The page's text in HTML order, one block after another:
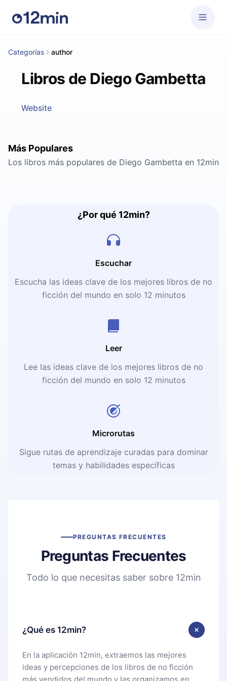
Categorías author
Libros de Diego Gambetta
Website
Más Populares
Los libros más populares de Diego Gambetta en 12min
¿Por qué 12min?
Escuchar
Escucha las ideas clave de los mejores libros de no
ficción del mundo en solo 12 minutos
Leer
Lee las ideas clave de los mejores libros de no
ficción del mundo en solo 12 minutos
Microrutas
Sigue rutas de aprendizaje curadas para dominar
temas y habilidades específicas
PREGUNTAS FRECUENTES
Preguntas Frecuentes
Todo lo que necesitas saber sobre 12min
¿Qué es 12min?
En la aplicación 12min, extraemos las mejores
ideas y percepciones de los libros de no ficción